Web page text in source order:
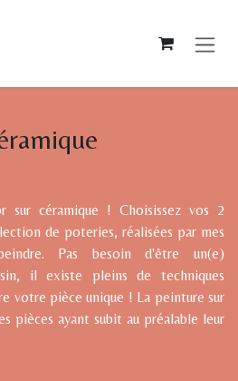
sur céramique ! Choisissez vos 2
de poteries, réalisées par mes
Pas besoin d'être un(e)
il existe pleins de techniques
votre pièce unique ! La peinture sur
pièces ayant subit au préalable leur